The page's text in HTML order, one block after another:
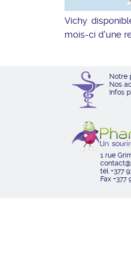
Vichy
mois-ci d'une
Notre
Nos
Infos
1 rue
tél +377
Fax +377